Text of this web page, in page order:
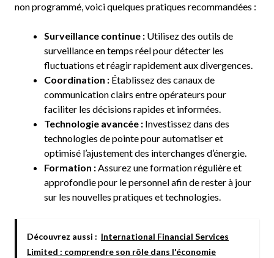
non programmé, voici quelques pratiques recommandées :
Surveillance continue : Utilisez des outils de
surveillance en temps réel pour détecter les
fluctuations et réagir rapidement aux divergences.
Coordination : Établissez des canaux de
communication clairs entre opérateurs pour
faciliter les décisions rapides et informées.
Technologie avancée : Investissez dans des
technologies de pointe pour automatiser et
optimisé l’ajustement des interchanges d’énergie.
Formation :Assurez une formation régulière et
approfondie pour le personnel afin de rester à jour
sur les nouvelles pratiques et technologies.
Découvrez aussi : International Financial Services
Limited : comprendre son rôle dans l'économie